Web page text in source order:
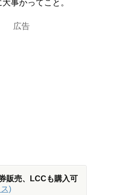
事かってこと。
広告
販売、LCCも購入可
)